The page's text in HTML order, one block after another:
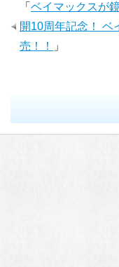
「 ベイマックスが
開10周年記念！ ベ
売！！
」